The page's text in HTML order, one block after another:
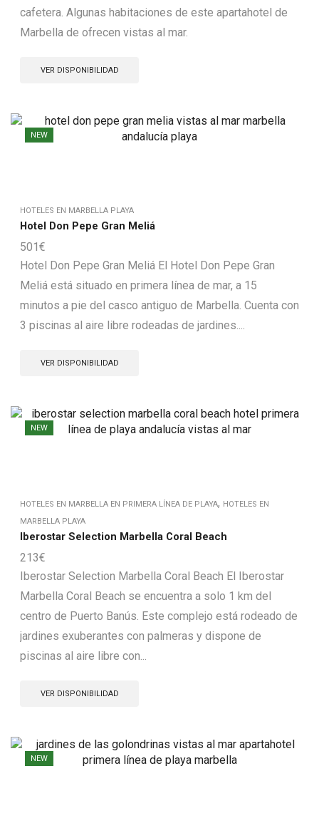
cafetera. Algunas habitaciones de este apartahotel de
Marbella de ofrecen vistas al mar.
VER DISPONIBILIDAD
NEW
HOTELES EN MARBELLA PLAYA
Hotel Don Pepe Gran Meliá
501 €
Hotel Don Pepe Gran Meliá El Hotel Don Pepe Gran
Meliá está situado en primera línea de mar, a 15
minutos a pie del casco antiguo de Marbella. Cuenta con
3 piscinas al aire libre rodeadas de jardines....
VER DISPONIBILIDAD
NEW
HOTELES EN MARBELLA EN PRIMERA LÍNEA DE PLAYA, HOTELES EN
MARBELLA PLAYA
Iberostar Selection Marbella Coral Beach
213€
Iberostar Selection Marbella Coral Beach El Iberostar
Marbella Coral Beach se encuentra a solo 1 km del
centro de Puerto Banús. Este complejo está rodeado de
jardines exuberantes con palmeras y dispone de
piscinas al aire libre con...
VER DISPONIBILIDAD
NEW